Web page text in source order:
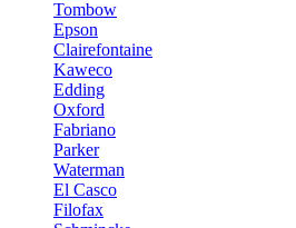
Tombow
Epson
Clairefontaine
Kaweco
Edding
Oxford
Fabriano
Parker
Waterman
El Casco
Filofax